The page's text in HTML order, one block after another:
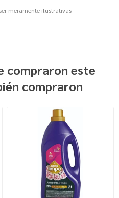
meramente ilustrativas
compraron este
compraron